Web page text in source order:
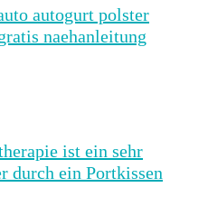
ist ein sehr
durch ein Portkissen